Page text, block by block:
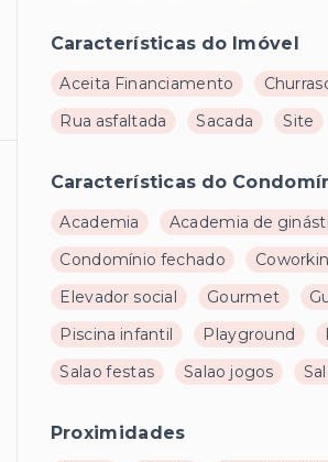
Características do Imóvel
Aceita Financiamento
Rua asfaltada
Sacada Site
Características do
Academia Academia de
Condomínio fechado
Elevador social
Gourmet
Piscina infantil
Playground
Salao festas
Salao jogos
Proximidades